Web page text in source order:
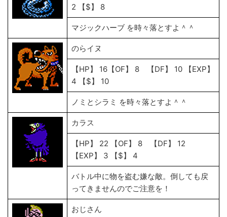
2 【$】 8
マジックハーブ を時々落とすよ＾＾
のらイヌ
【HP】 16【OF】 8 【DF】 10 【EXP】
4 【$】 10
ノミとシラミ を時々落とすよ＾＾
カラス
【HP】 22 【OF】 8 【DF】 12
【EXP】 3 【$】 4
バトル中に物を盗む嫌な敵。倒しても戻
ってきませんのでご注意を！
おじさん